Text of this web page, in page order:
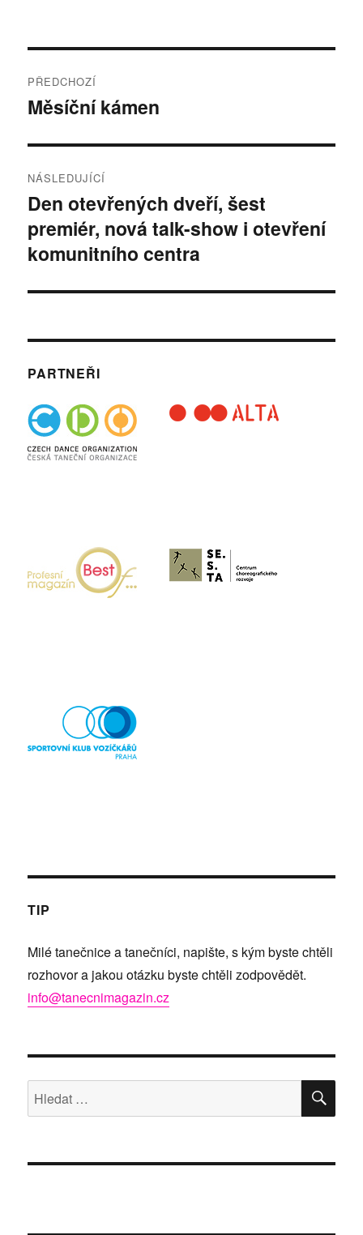
pro
PŘEDCHOZÍ
Předchozí
Měsíční kámen
NÁSLEDUJÍCÍ
Následující
příspěvek:
Den otevřených dveří, šest
premiér, nová talk-show i otevření
komunitního centra
PARTNEŘI
TIP
Milé tanečnice a tanečníci, napište, s kým byste chtěli
rozhovor a jakou otázku byste chtěli zodpovědět.
info@tanecnimagazin.cz
Hledat: